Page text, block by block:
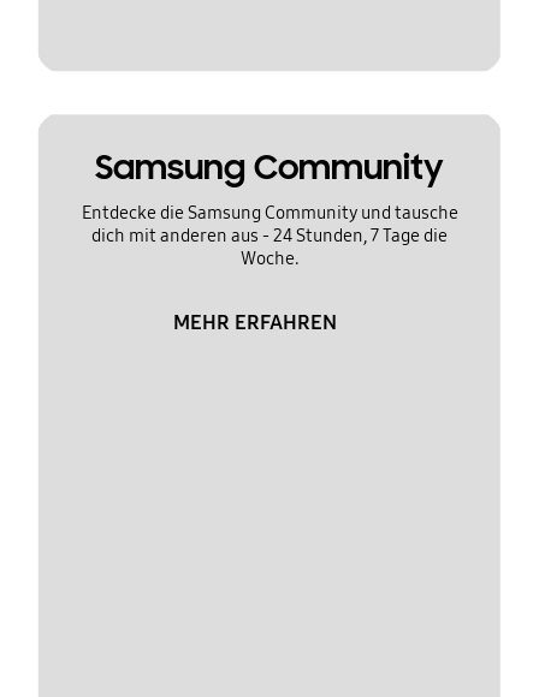
Samsung Community
Entdecke die Samsung Community und tausche
dich mit anderen aus - 24 Stunden, 7 Tage die
Woche.
MEHR ERFAHREN